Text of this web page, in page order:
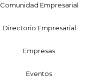
Comunidad Empresarial
Directorio Empresarial
Empresas
Eventos